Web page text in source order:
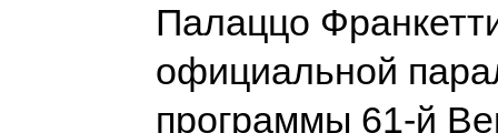
Палаццо
официальной
программы 61-й